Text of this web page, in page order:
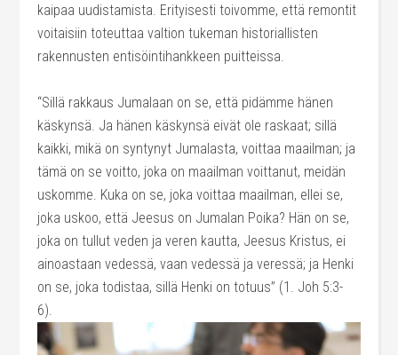
kaipaa uudistamista. Erityisesti toivomme, että remontit
voitaisiin toteuttaa valtion tukeman historiallisten
rakennusten entisöintihankkeen puitteissa.
“Sillä rakkaus Jumalaan on se, että pidämme hänen
käskynsä. Ja hänen käskynsä eivät ole raskaat; sillä
kaikki, mikä on syntynyt Jumalasta, voittaa maailman; ja
tämä on se voitto, joka on maailman voittanut, meidän
uskomme. Kuka on se, joka voittaa maailman, ellei se,
joka uskoo, että Jeesus on Jumalan Poika? Hän on se,
joka on tullut veden ja veren kautta, Jeesus Kristus, ei
ainoastaan vedessä, vaan vedessä ja veressä; ja Henki
on se, joka todistaa, sillä Henki on totuus” (1. Joh 5:3-
6).